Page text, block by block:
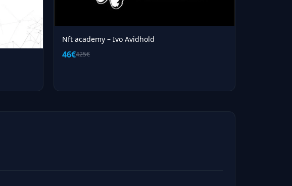
Nft academy – Ivo Avidhold
46€425€